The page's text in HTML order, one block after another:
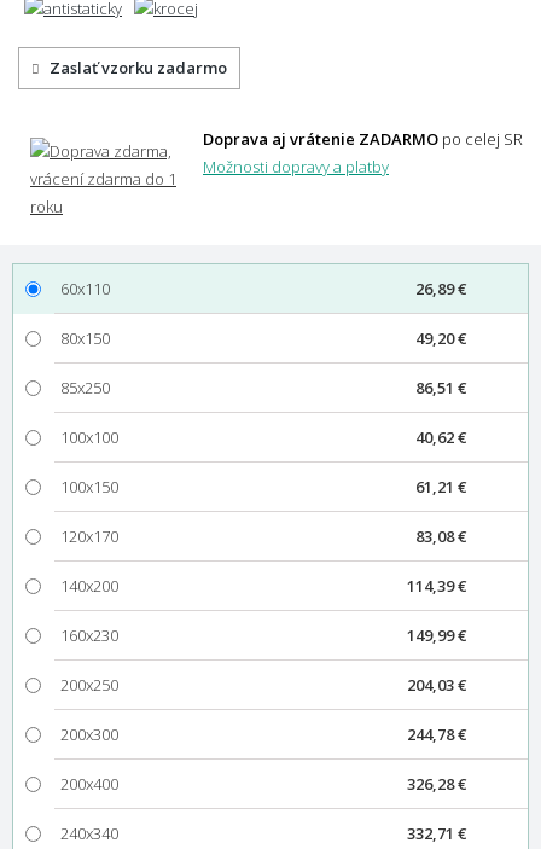
Zaslať vzorku zadarmo
Doprava aj vrátenie ZADARMO po celej SR
Možnosti dopravy a platby
60x110 26,89 €
80x150 49,20 €
85x250 86,51 €
100x100 40,62 €
100x150 61,21 €
120x170 83,08 €
140x200 114,39 €
160x230 149,99 €
200x250 204,03 €
200x300 244,78 €
200x400 326,28 €
240x340 332,71 €